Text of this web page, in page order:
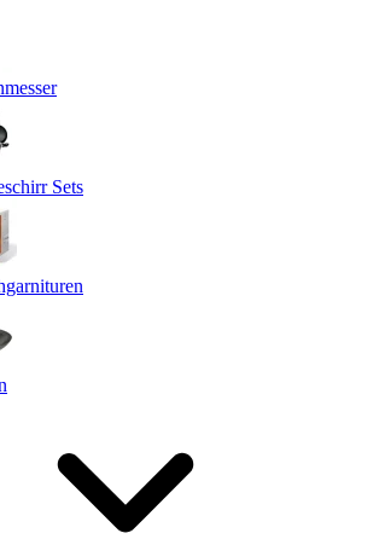
Sets